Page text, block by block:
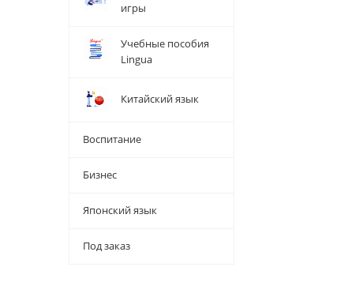
игры
Учебные пособия
Lingua
Китайский язык
Воспитание
Бизнес
Японский язык
Под заказ